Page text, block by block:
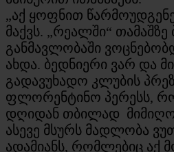
„აქ ყოფნით
მაქვს. „რეალში“
განმავლობაში
ახდა. ბედნიერი ვარ და
გადავუხადო კლუბის
ფლორენტინო პერესს,
დღიდან თბილად
ასევე მსურს მადლობა
ადამიანს, რომლებიც აქ